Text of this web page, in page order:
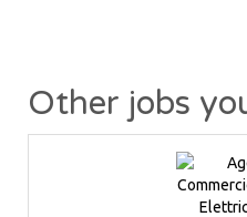
Other jobs